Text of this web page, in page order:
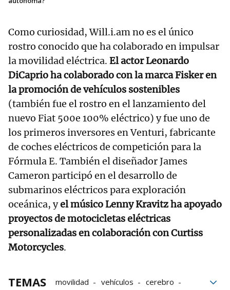
Como curiosidad, Will.i.am no es el único
rostro conocido que ha colaborado en impulsar
la movilidad eléctrica. El actor Leonardo
DiCaprio ha colaborado con la marca Fisker en
la promoción de vehículos sostenibles
(también fue el rostro en el lanzamiento del
nuevo Fiat 500e 100% eléctrico) y fue uno de
los primeros inversores en Venturi, fabricante
de coches eléctricos de competición para la
Fórmula E. También el diseñador James
Cameron participó en el desarrollo de
submarinos eléctricos para exploración
oceánica, yel músico Lenny Kravitz ha apoyado
proyectos de motocicletas eléctricas
personalizadas en colaboración con Curtiss
Motorcycles.
TEMAS movilidad vehículos
cerebro